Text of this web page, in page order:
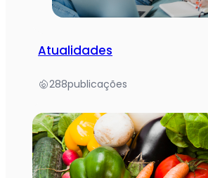
Atualidades
288publicações